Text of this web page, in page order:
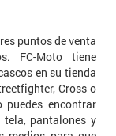
puntos de venta
FC-Moto tiene
en su tienda
Cross o
puedes encontrar
tela, pantalones y